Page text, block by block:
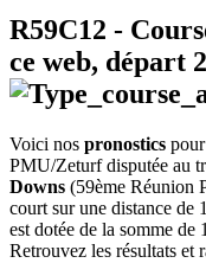
R59C12 -
ce web, départ
Voici nos pronostics
PMU/Zeturf disputée au
Downs (59ème Réunion
court sur une distance de
est dotée de la somme de
Retrouvez les résultats et